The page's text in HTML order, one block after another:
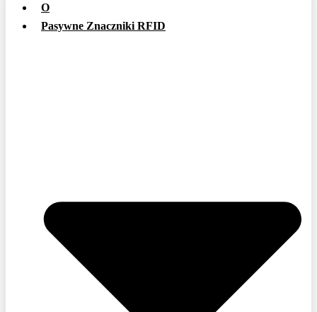
O
Pasywne Znaczniki RFID